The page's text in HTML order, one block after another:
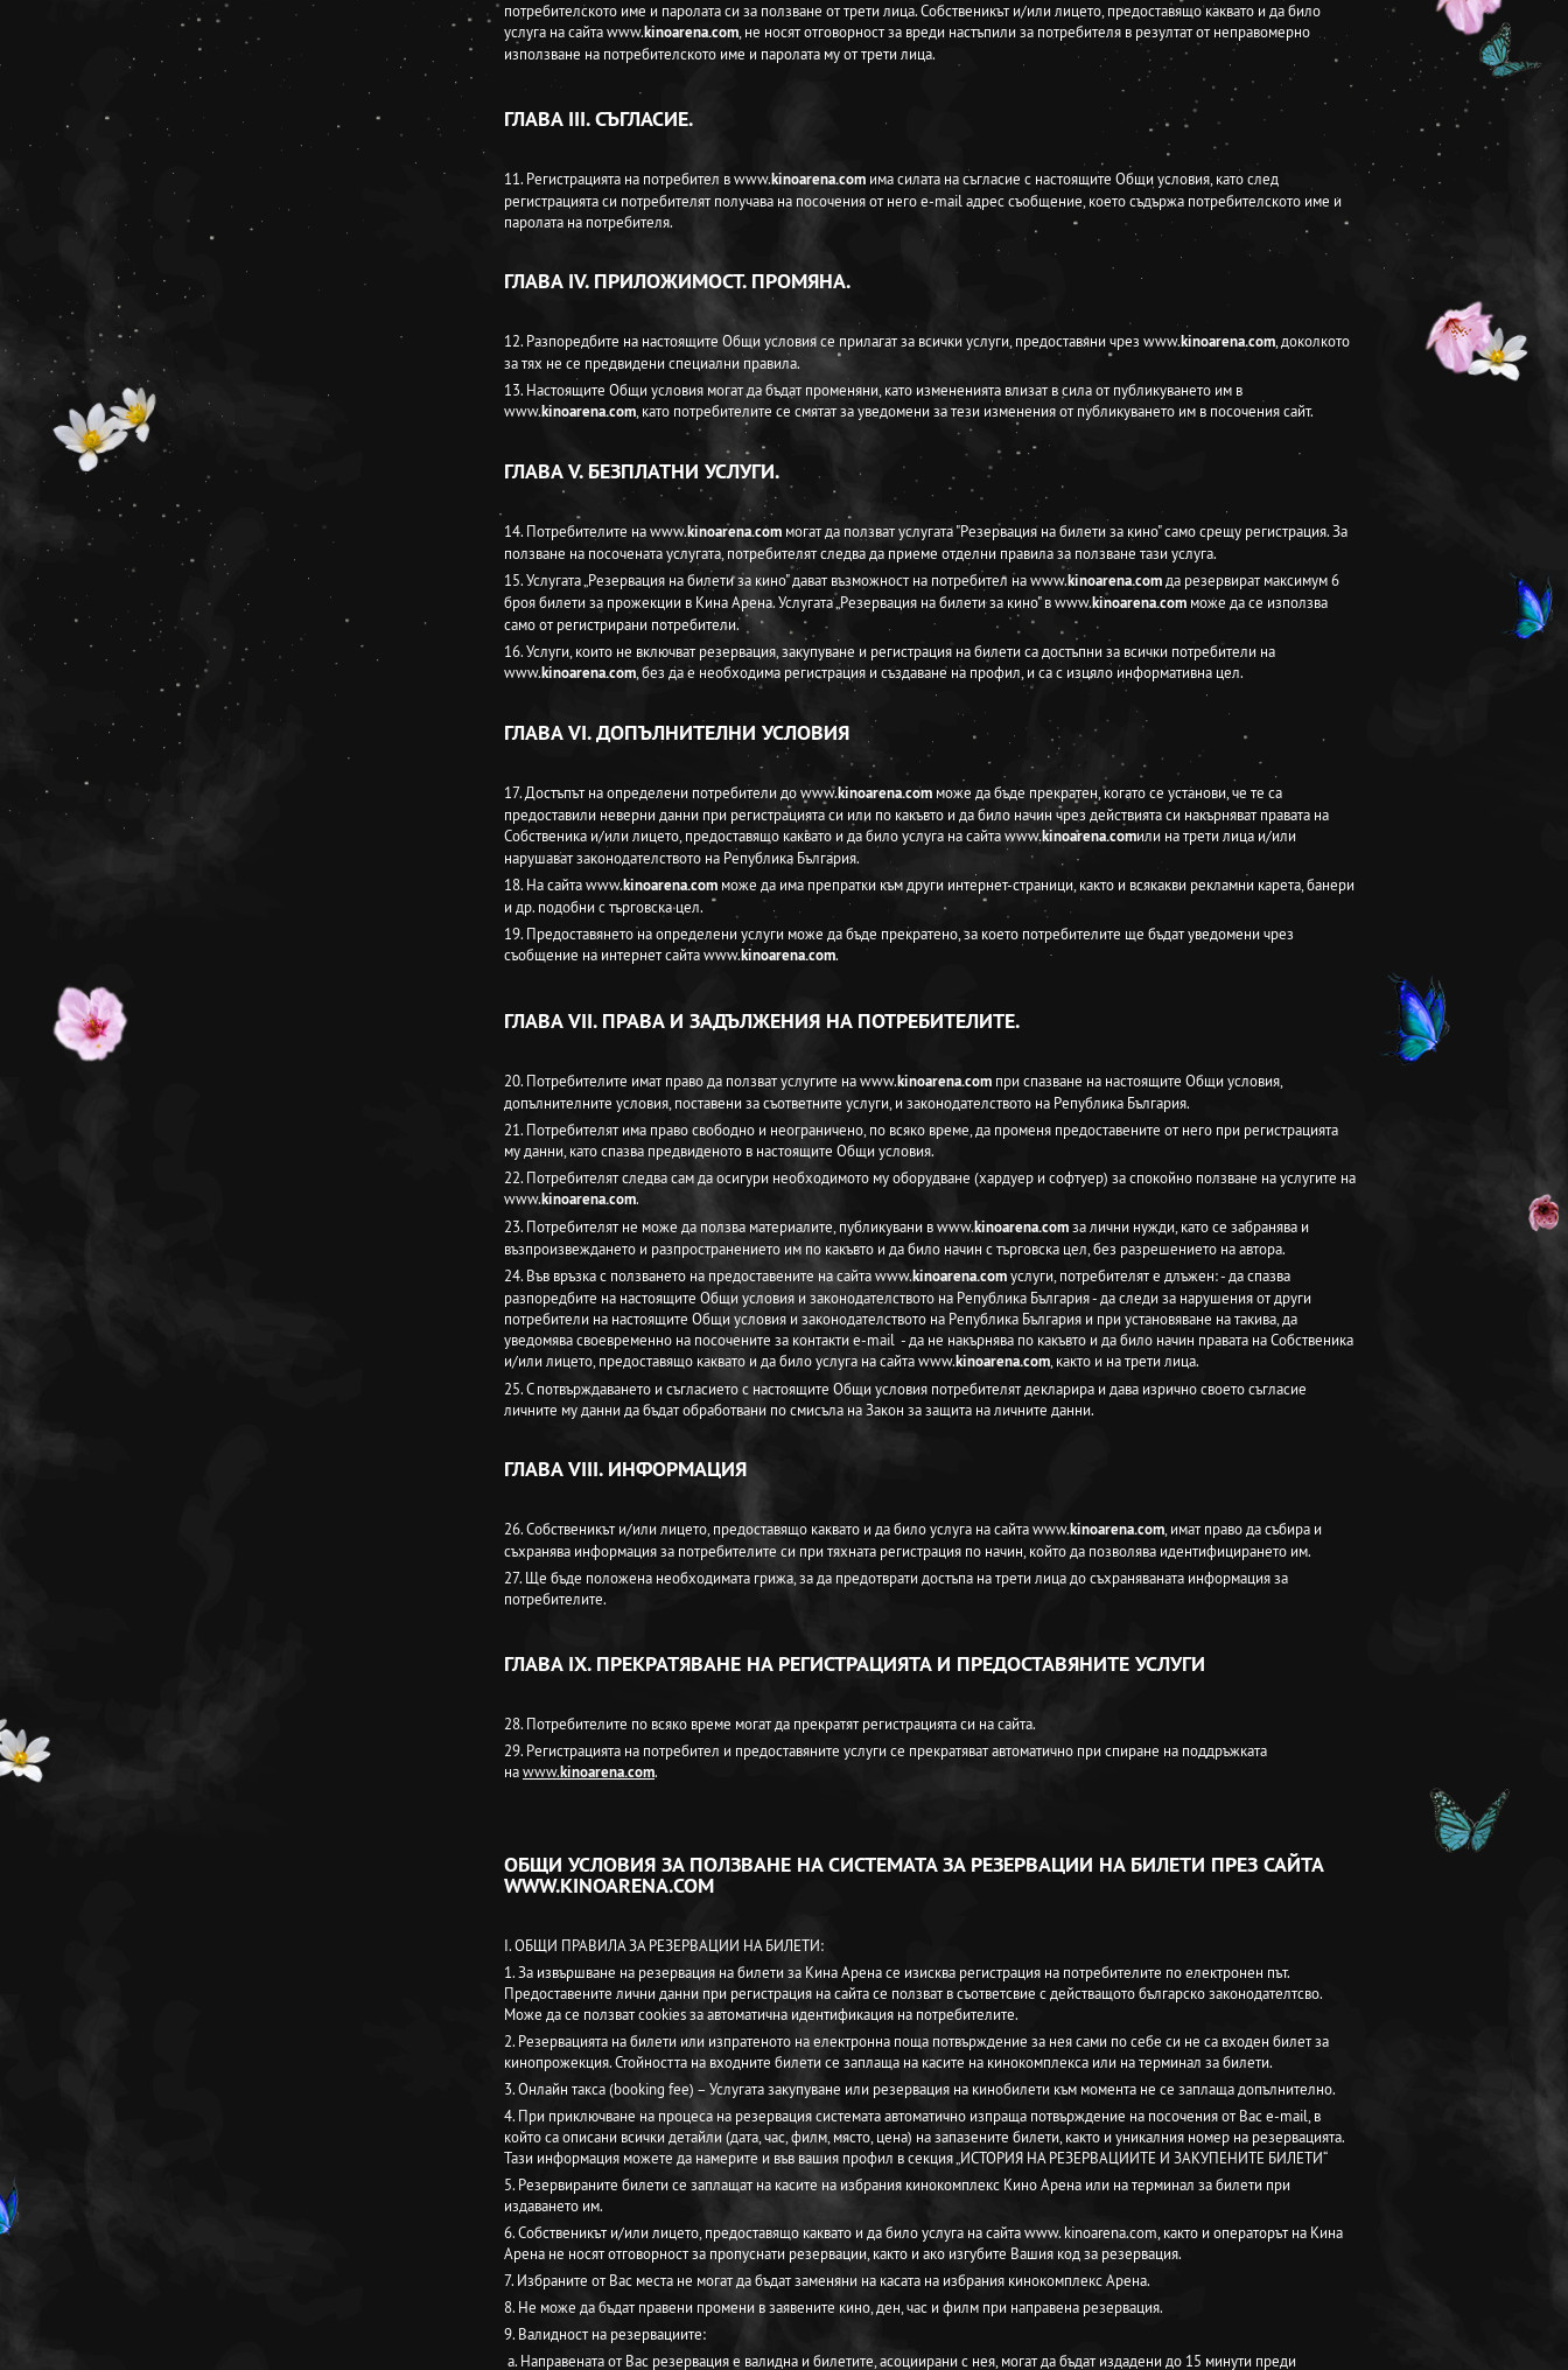
потребителското име и паролата си за ползване от трети лица. Собственикът и/или лицето, предоставящо каквато и да било
услуга на сайта www.kinoarena.com , не носят отговорност за вреди настъпили за потребителя в резултат от неправомерно
използване на потребителското име и паролата му от трети лица.
ГЛАВА III. СЪГЛАСИЕ.
11. Регистрацията на потребител в www.kinoarena.com има силата на съгласие с настоящите Общи условия, като след
регистрацията си потребителят получава на посочения от него e-mail адрес съобщение, което съдържа потребителското име и
паролата на потребителя.
ГЛАВА IV. ПРИЛОЖИМОСТ. ПРОМЯНА.
12. Разпоредбите на настоящите Общи условия се прилагат за всички услуги, предоставяни чрез www.kinoarena.com , доколкото
за тях не се предвидени специални правила.
13. Настоящите Общи условия могат да бъдат променяни, като измененията влизат в сила от публикуването им в
www.kinoarena.com , като потребителите се смятат за уведомени за тези изменения от публикуването им в посочения сайт.
ГЛАВА V. БЕЗПЛАТНИ УСЛУГИ.
14. Потребителите на www.kinoarena.com могат да ползват услугата "Резервация на билети за кино" само срещу регистрация. За
ползване на посочената услугата, потребителят следва да приеме отделни правила за ползване тази услуга.
15. Услугата „Резервация на билети за кино" дават възможност на потребител на www.kinoarena.com да резервират максимум 6
броя билети за прожекции в Кина Арена. Услугата „Резервация на билети за кино" в www.kinoarena.com може да се използва
само от регистрирани потребители.
16. Услуги, които не включват резервация, закупуване и регистрация на билети са достъпни за всички потребители на
www.kinoarena.com , без да е необходима регистрация и създаване на профил, и са с изцяло информативна цел.
ГЛАВА VI. ДОПЪЛНИТЕЛНИ УСЛОВИЯ
17. Достъпът на определени потребители до www.kinoarena.com може да бъде прекратен, когато се установи, че те са
предоставили неверни данни при регистрацията си или по какъвто и да било начин чрез действията си накърняват правата на
Собственика и/или лицето, предоставящо каквато и да било услуга на сайта www.kinoarena.comили на трети лица и/или
нарушават законодателството на Република България.
18. На сайта www.kinoarena.com може да има препратки към други интернет-страници, както и всякакви рекламни карета, банери
и др. подобни с търговска цел.
19. Предоставянето на определени услуги може да бъде прекратено, за което потребителите ще бъдат уведомени чрез
съобщение на интернет сайта www.kinoarena.com.
ГЛАВА VII. ПРАВА И ЗАДЪЛЖЕНИЯ НА ПОТРЕБИТЕЛИТЕ.
20. Потребителите имат право да ползват услугите на www.kinoarena.com при спазване на настоящите Общи условия,
допълнителните условия, поставени за съответните услуги, и законодателството на Република България.
21. Потребителят има право свободно и неограничено, по всяко време, да променя предоставените от него при регистрацията
му данни, като спазва предвиденото в настоящите Общи условия.
22. Потребителят следва сам да осигури необходимото му оборудване (хардуер и софтуер) за спокойно ползване на услугите на
www.kinoarena.com.
23. Потребителят не може да ползва материалите, публикувани в www.kinoarena.comза лични нужди, като се забранява и
възпроизвеждането и разпространението им по какъвто и да било начин с търговска цел, без разрешението на автора.
24. Във връзка с ползването на предоставените на сайта www.kinoarena.comуслуги, потребителят е длъжен: - да спазва
разпоредбите на настоящите Общи условия и законодателството на Република България - да следи за нарушения от други
потребители на настоящите Общи условия и законодателството на Република България и при установяване на такива, да
уведомява своевременно на посочените за контакти e-mail - да не накърнява по какъвто и да било начин правата на Собственика
и/или лицето, предоставящо каквато и да било услуга на сайта www.kinoarena.com , както и на трети лица.
25. С потвърждаването и съгласието с настоящите Общи условия потребителят декларира и дава изрично своето съгласие
личните му данни да бъдат обработвани по смисъла на Закон за защита на личните данни.
ГЛАВА VIII. ИНФОРМАЦИЯ
26. Собственикът и/или лицето, предоставящо каквато и да било услуга на сайта www.kinoarena.com , имат право да събира и
съхранява информация за потребителите си при тяхната регистрация по начин, който да позволява идентифицирането им.
27. Ще бъде положена необходимата грижа, за да предотврати достъпа на трети лица до съхраняваната информация за
потребителите.
ГЛАВА IX. ПРЕКРАТЯВАНЕ НА РЕГИСТРАЦИЯТА И ПРЕДОСТАВЯНИТЕ УСЛУГИ
28. Потребителите по всяко време могат да прекратят регистрацията си на сайта.
29. Регистрацията на потребител и предоставяните услуги се прекратяват автоматично при спиране на поддръжката
наwww.kinoarena.com.
ОБЩИ УСЛОВИЯ ЗА ПОЛЗВАНЕ НА СИСТЕМАТА ЗА РЕЗЕРВАЦИИ НА БИЛЕТИ ПРЕЗ САЙТА
WWW.KINOARENA.COM
I. ОБЩИ ПРАВИЛА ЗА РЕЗЕРВАЦИИ НА БИЛЕТИ:
1. За извършване на резервация на билети за Кина Арена се изисква регистрация на потребителите по електронен път.
Предоставените лични данни при регистрация на сайта се ползват в съответсвие с действащото българско законодателтсво.
Може да се ползват cookies за автоматична идентификация на потребителите.
2. Резервацията на билети или изпратеното на електронна поща потвърждение за нея сами по себе си не са входен билет за
кинопрожекция. Стойността на входните билети се заплаща на касите на кинокомплекса или на терминал за билети.
3. Онлайн такса (booking fee) – Услугата закупуване или резервация на кинобилети към момента не се заплаща допълнително.
4. При приключване на процеса на резервация системата автоматично изпраща потвърждение на посочения от Вас e-mail, в
който са описани всички детайли (дата, час, филм, място, цена) на запазените билети, както и уникалния номер на резервацията.
Тази информация можете да намерите и във вашия профил в секция „ИСТОРИЯ НА РЕЗЕРВАЦИИТЕ И ЗАКУПЕНИТЕ БИЛЕТИ“
5. Резервираните билети се заплащат на касите на избрания кинокомплекс Кино Арена или на терминал за билети при
издаването им.
6. Собственикът и/или лицето, предоставящо каквато и да било услуга на сайта www. kinoarena.com, както и операторът на Кина
Арена не носят отговорност за пропуснати резервации, както и ако изгубите Вашия код за резервация.
7. Избраните от Вас места не могат да бъдат заменяни на касата на избрания кинокомплекс Арена.
8. Не може да бъдат правени промени в заявените кино, ден, час и филм при направена резервация.
9. Валидност на резервациите:
a. Направената от Вас резервация е валидна и билетите, асоциирани с нея, могат да бъдат издадени до 15 минути преди